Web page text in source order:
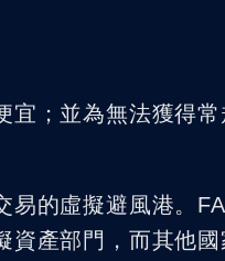
宜；並為無法獲得
易的虛擬避風港。
資產部門，而其他